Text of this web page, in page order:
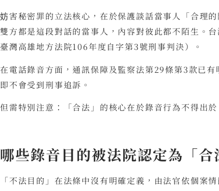
妨害秘密罪的立法核心，在於保護談話當事人「合理
雙方都是這段對話的當事人，內容對彼此都不陌生。
臺灣高雄地方法院106年度自字第3號刑事判決）。
在電話錄音方面，通訊保障及監察法第29條第3款已
即不會受到刑事追訴。
但需特別注意：「合法」的核心在於錄音行為不得出
哪些錄音目的被法院認定為「合
「不法目的」在法條中沒有明確定義，由法官依個案